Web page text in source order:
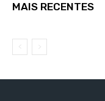
MAIS RECENTES